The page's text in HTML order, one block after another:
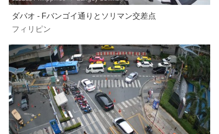
ダバオ - Fバンゴイ通りとソリマン交差点
フィリピン